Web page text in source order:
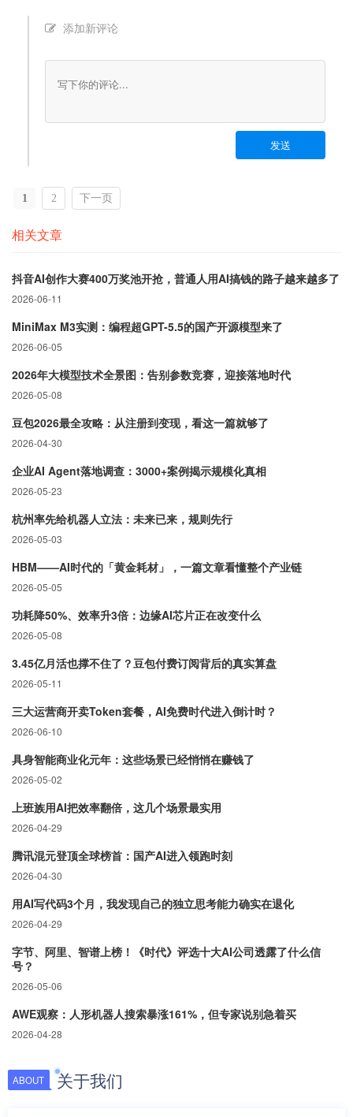
添加新评论
发送
1 2 下一页
相关文章
抖音AI创作大赛400万奖池开抢，普通人用AI搞钱的路子越来越多了
2026-06-11
MiniMax M3实测：编程超GPT-5.5的国产开源模型来了
2026-06-05
2026年大模型技术全景图：告别参数竞赛，迎接落地时代
2026-05-08
豆包2026最全攻略：从注册到变现，看这一篇就够了
2026-04-30
企业AI Agent落地调查：3000+案例揭示规模化真相
2026-05-23
杭州率先给机器人立法：未来已来，规则先行
2026-05-03
HBM——AI时代的「黄金耗材」，一篇文章看懂整个产业链
2026-05-05
功耗降50%、效率升3倍：边缘AI芯片正在改变什么
2026-05-08
3.45亿月活也撑不住了？豆包付费订阅背后的真实算盘
2026-05-11
三大运营商开卖Token套餐，AI免费时代进入倒计时？
2026-06-10
具身智能商业化元年：这些场景已经悄悄在赚钱了
2026-05-02
上班族用AI把效率翻倍，这几个场景最实用
2026-04-29
腾讯混元登顶全球榜首：国产AI进入领跑时刻
2026-04-30
用AI写代码3个月，我发现自己的独立思考能力确实在退化
2026-04-29
字节、阿里、智谱上榜！《时代》评选十大AI公司透露了什么信
号？
2026-05-06
AWE观察：人形机器人搜索暴涨161%，但专家说别急着买
2026-04-28
ABOUT 关于我们